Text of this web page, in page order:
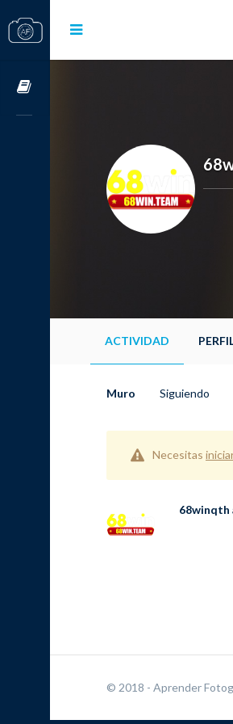
ACTIVIDAD
Muro Siguiendo
Necesitas
68winqth
© 2018 - Aprender